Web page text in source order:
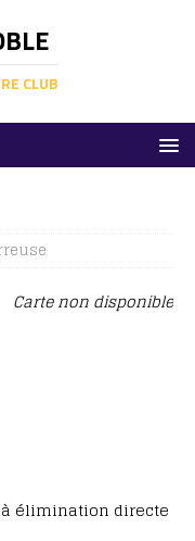
CLUB
Carte non disponible
élimination directe